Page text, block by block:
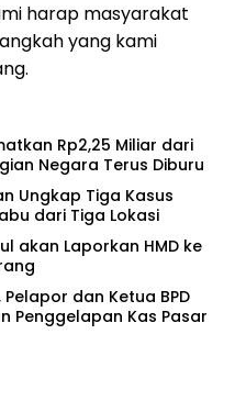
harap masyarakat
yang kami
Rp2,25 Miliar dari
Negara Terus Diburu
Ungkap Tiga Kasus
dari Tiga Lokasi
akan Laporkan HMD ke
dan Ketua BPD
Penggelapan Kas Pasar